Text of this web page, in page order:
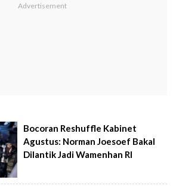
Bocoran Reshuffle Kabinet
Agustus: Norman Joesoef Bakal
Dilantik Jadi Wamenhan RI